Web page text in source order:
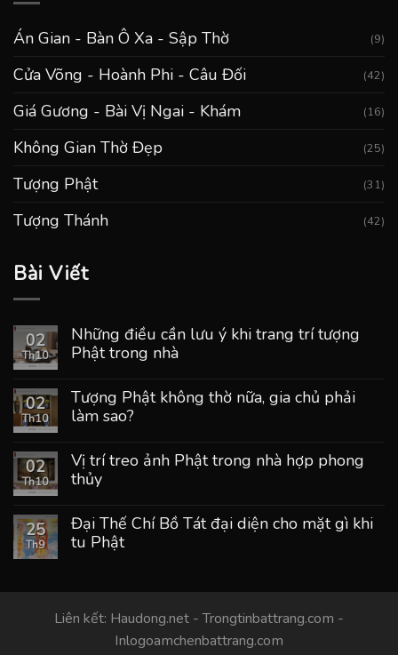
Án Gian - Bàn Ô Xa - Sập Thờ (9)
Cửa Võng - Hoành Phi - Câu Đối (42)
Giá Gương - Bài Vị Ngai - Khám (16)
Không Gian Thờ Đẹp (25)
Tượng Phật (31)
Tượng Thánh (42)
Bài Viết
02
Th10
Những điều cần lưu ý khi trang trí tượng
Phật trong nhà
02
Th10
Tượng Phật không thờ nữa, gia chủ phải
làm sao?
02
Th10
Vị trí treo ảnh Phật trong nhà hợp phong
thủy
25
Th9
Đại Thế Chí Bồ Tát đại diện cho mặt gì khi
tu Phật
Liên kết: Haudong.net -Trongtinbattrang.com -
Inlogoamchenbattrang.com